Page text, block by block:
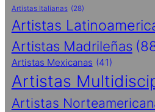
Artistas Italianas (28)
Artistas
Artistas Madrileñas
Artistas Mexicanas (41)
Artistas
Artistas